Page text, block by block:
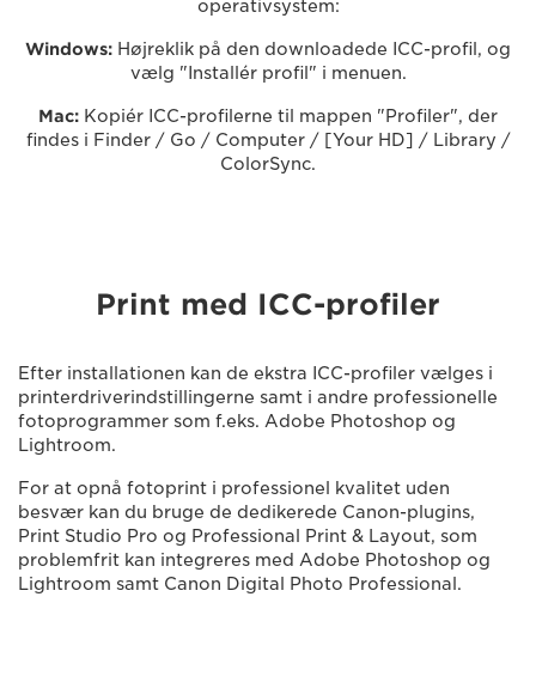
operativsystem:
Windows: Højreklik på den downloadede ICC-profil, og
vælg "Installér profil" i menuen.
Mac: Kopiér ICC-profilerne til mappen "Profiler", der
findes i Finder / Go / Computer / [Your HD] / Library /
ColorSync.
Print med ICC-profiler
Efter installationen kan de ekstra ICC-profiler vælges i
printerdriverindstillingerne samt i andre professionelle
fotoprogrammer som f.eks. Adobe Photoshop og
Lightroom.
For at opnå fotoprint i professionel kvalitet uden
besvær kan du bruge de dedikerede Canon-plugins,
Print Studio Pro og Professional Print & Layout, som
problemfrit kan integreres med Adobe Photoshop og
Lightroom samt Canon Digital Photo Professional.